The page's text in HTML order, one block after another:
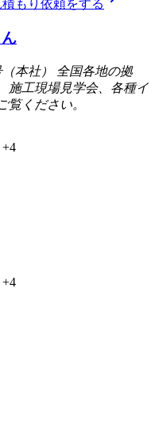
もり依頼をする
本社） 全国各地の拠
施工現場見学会、各種イ
覧ください。
+4
+4